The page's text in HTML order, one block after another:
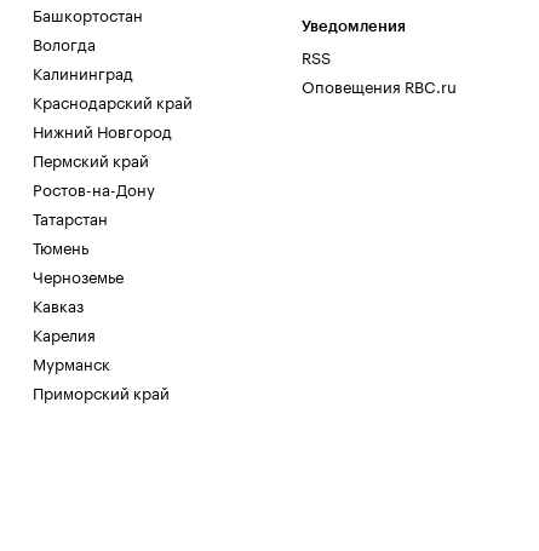
Башкортостан
Вологда
Калининград
Краснодарский край
Нижний Новгород
Пермский край
Ростов-на-Дону
Татарстан
Тюмень
Черноземье
Кавказ
Карелия
Мурманск
Приморский край
Уведомления
RSS
Оповещения RBC.ru